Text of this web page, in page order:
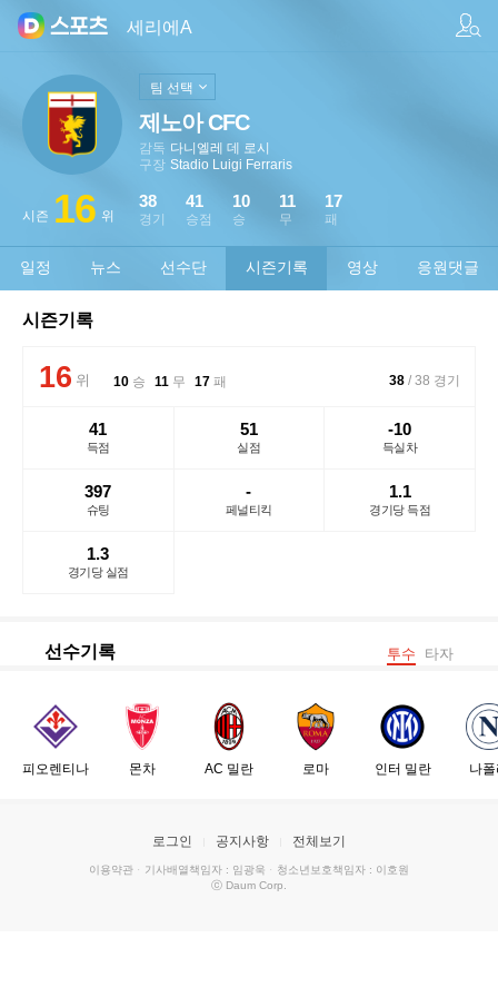
세리에A
제노아 CFC
감독 다니엘레 데 로시
구장 Stadio Luigi Ferraris
시즌 16 위 경기
38
승점
41
승
10
무
11
패
17
팀 선택
일정 뉴스 선수단 시즌기록 영상 응원댓글
시즌기록
16 위 승
10 무
11 패
17
득점
41
실점
51
득실차
-10
슈팅
397
페널티킥
-
경기당 득점
1.1
경기당 실점
1.3
38 / 38 경기
선수기록 투수 타자
피오렌티나 몬차 AC 밀란 로마 인터 밀란 나
로그인 공지사항 전체보기
이용약관 · 기사배열책임자 : 임광욱 · 청소년보호책임자 : 이호원
ⓒ Daum Corp.